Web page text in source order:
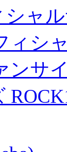
シャ
ィシ
サイ